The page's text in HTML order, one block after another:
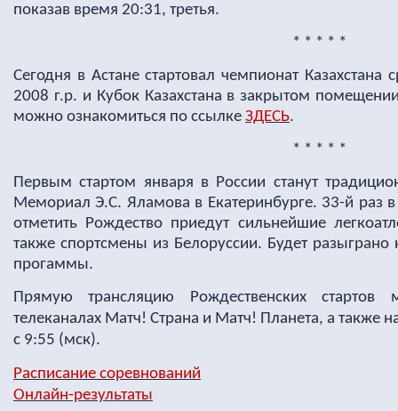
показав время 20:31, третья.
* * * * *
Сегодня в Астане стартовал чемпионат
2008 г.р. и Кубок Казахстана в закрытом
можно ознакомиться по ссылке ЗДЕСЬ.
* * * * *
Первым стартом января в России станут
Мемориал Э.С. Яламова в Екатеринбурге. 33-й раз
отметить Рождество приедут сильнейшие
также спортсмены из Белоруссии. Будет
прогаммы.
Прямую трансляцию Рождественских
телеканалах Матч! Страна и Матч! Планета, а также
с 9:55 (мск).
Расписание соревнований
Онлайн-результаты